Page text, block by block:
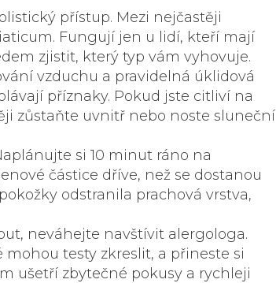
přístup. Mezi nejčastěji
. Fungují jen u lidí, kteří mají
zjistit, který typ vám vyhovuje.
vzduchu a pravidelná úklidová
příznaky. Pokud jste citliví na
zůstaňte uvnitř nebo noste sluneční
si 10 minut ráno na
částice dříve, než se dostanou
odstranila prachová vrstva,
neváhejte navštívit alergologa.
testy zkreslit, a přineste si
ušetří zbytečné pokusy a rychleji